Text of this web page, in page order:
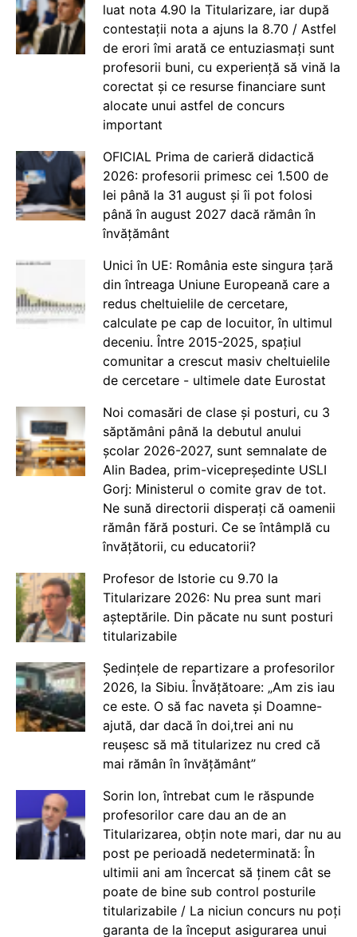
luat nota 4.90 la Titularizare, iar după
contestații nota a ajuns la 8.70 / Astfel
de erori îmi arată ce entuziasmați sunt
profesorii buni, cu experiență să vină la
corectat și ce resurse financiare sunt
alocate unui astfel de concurs
important
OFICIAL Prima de carieră didactică
2026: profesorii primesc cei 1.500 de
lei până la 31 august și îi pot folosi
până în august 2027 dacă rămân în
învățământ
Unici în UE: România este singura țară
din întreaga Uniune Europeană care a
redus cheltuielile de cercetare,
calculate pe cap de locuitor, în ultimul
deceniu. Între 2015-2025, spațiul
comunitar a crescut masiv cheltuielile
de cercetare - ultimele date Eurostat
Noi comasări de clase și posturi, cu 3
săptămâni până la debutul anului
școlar 2026-2027, sunt semnalate de
Alin Badea, prim-vicepreședinte USLI
Gorj: Ministerul o comite grav de tot.
Ne sună directorii disperați că oamenii
rămân fără posturi. Ce se întâmplă cu
învățătorii, cu educatorii?
Profesor de Istorie cu 9.70 la
Titularizare 2026: Nu prea sunt mari
așteptările. Din păcate nu sunt posturi
titularizabile
Ședințele de repartizare a profesorilor
2026, la Sibiu. Învățătoare: „Am zis iau
ce este. O să fac naveta și Doamne-
ajută, dar dacă în doi,trei ani nu
reușesc să mă titularizez nu cred că
mai rămân în învățământ”
Sorin Ion, întrebat cum le răspunde
profesorilor care dau an de an
Titularizarea, obțin note mari, dar nu au
post pe perioadă nedeterminată: În
ultimii ani am încercat să ținem cât se
poate de bine sub control posturile
titularizabile / La niciun concurs nu poți
garanta de la început asigurarea unui